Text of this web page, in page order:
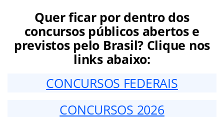
Quer ficar por dentro dos
concursos públicos abertos e
previstos pelo Brasil? Clique nos
links abaixo:
CONCURSOS FEDERAIS
CONCURSOS 2026